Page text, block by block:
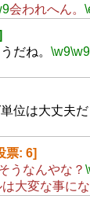
会われへん。
だね。 \w9\w9
位は大丈夫だ
票: 6]
うなんやな？
大変な事にな